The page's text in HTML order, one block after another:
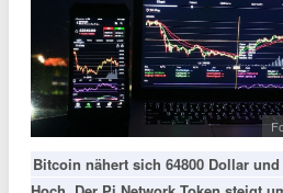
Bitcoin nähert sich 64800 Dollar